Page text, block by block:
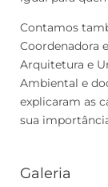
Contamos
Coordenadora
Arquitetura e
Ambiental e
explicaram as
sua
Galeria